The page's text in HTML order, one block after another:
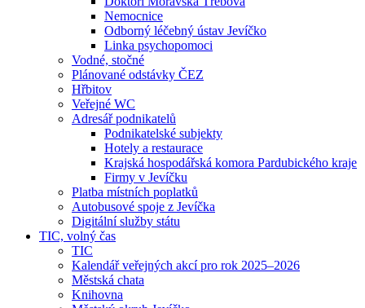
Nemocnice
Odborný léčebný ústav Jevíčko
Linka psychopomoci
Vodné, stočné
Plánované odstávky ČEZ
Hřbitov
Veřejné WC
Adresář podnikatelů
Podnikatelské subjekty
Hotely a restaurace
Krajská hospodářská komora Pardubického kraje
Firmy v Jevíčku
Platba místních poplatků
Autobusové spoje z Jevíčka
Digitální služby státu
TIC, volný čas
TIC
Kalendář veřejných akcí pro rok 2025–2026
Městská chata
Knihovna